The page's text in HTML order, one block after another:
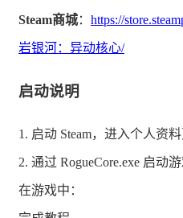
你需要依靠自身的智慧与武
Steam商城： https://
岩银河：异动核心/
启动说明
1. 启动 Steam，进入个人资料
2. 通过 RogueCore.exe 启动游
在游戏中：